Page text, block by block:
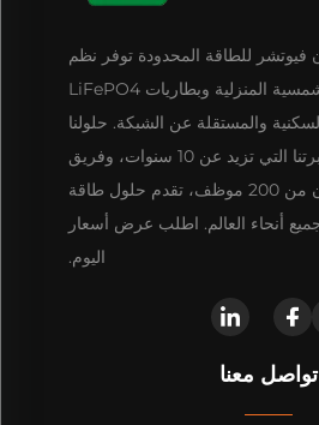
للطاقة المحدودة توفر نظم
تخزين الطاقة الشمسية المنزلية وبطاريات LiFePO4
والمستقلة عن الشبكة. حلولنا
OEM/ODM، وخبرتنا التي تزيد عن 10 سنوات، وفريق
بحث وتطوير مكون من 200 موظف، تقدم حلول طاقة
أنحاء العالم. اطلب عرض أسعار
اليوم.
تواصل معنا